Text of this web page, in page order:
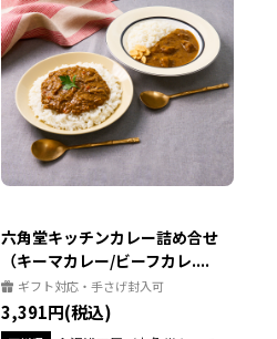
六角堂キッチンカレー詰め合せ
（キーマカレー/ビーフカレ....
ギフト対応・手さげ封入可
3,391円(税込)